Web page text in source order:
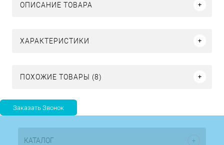
ОПИСАНИЕ ТОВАРА
ХАРАКТЕРИСТИКИ
ПОХОЖИЕ ТОВАРЫ (8)
КАТАЛОГ